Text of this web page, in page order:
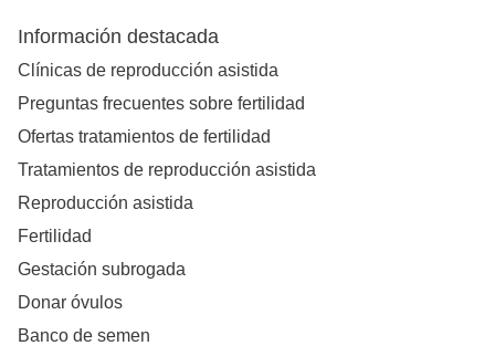
Información destacada
Clínicas de reproducción asistida
Preguntas frecuentes sobre fertilidad
Ofertas tratamientos de fertilidad
Tratamientos de reproducción asistida
Reproducción asistida
Fertilidad
Gestación subrogada
Donar óvulos
Banco de semen